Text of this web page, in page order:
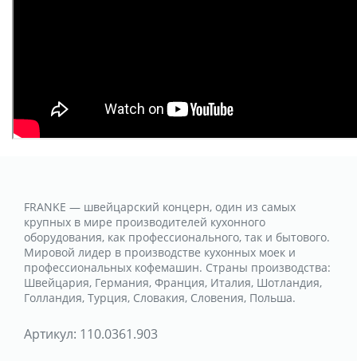
FRANKE — швейцарский концерн, один из самых
крупных в мире производителей кухонного
оборудования, как профессионального, так и бытового.
Мировой лидер в производстве кухонных моек и
профессиональных кофемашин. Страны производства:
Швейцария, Германия, Франция, Италия, Шотландия,
Голландия, Турция, Словакия, Словения, Польша.
Артикул: 110.0361.903